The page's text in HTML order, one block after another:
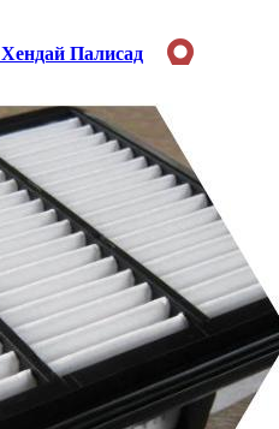
Хендай Палисад